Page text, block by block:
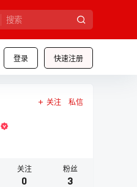
登录 快速注册
关注 私信
关注
0
粉丝
3